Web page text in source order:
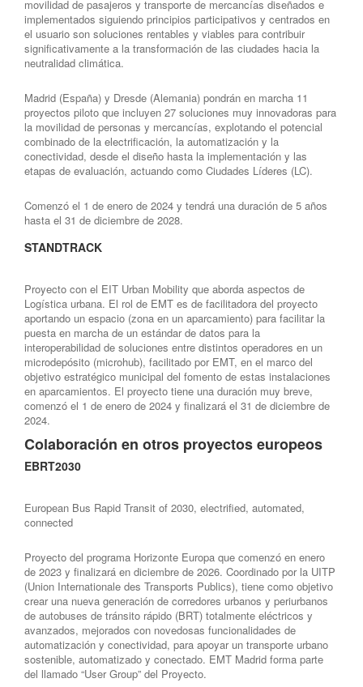
movilidad de pasajeros y transporte de mercancías diseñados e
implementados siguiendo principios participativos y centrados en
el usuario son soluciones rentables y viables para contribuir
significativamente a la transformación de las ciudades hacia la
neutralidad climática.
Madrid (España) y Dresde (Alemania) pondrán en marcha 11
proyectos piloto que incluyen 27 soluciones muy innovadoras para
la movilidad de personas y mercancías, explotando el potencial
combinado de la electrificación, la automatización y la
conectividad, desde el diseño hasta la implementación y las
etapas de evaluación, actuando como Ciudades Líderes (LC).
Comenzó el 1 de enero de 2024 y tendrá una duración de 5 años
hasta el 31 de diciembre de 2028.
STANDTRACK
Proyecto con el EIT Urban Mobility que aborda aspectos de
Logística urbana. El rol de EMT es de facilitadora del proyecto
aportando un espacio (zona en un aparcamiento) para facilitar la
puesta en marcha de un estándar de datos para la
interoperabilidad de soluciones entre distintos operadores en un
microdepósito (microhub), facilitado por EMT, en el marco del
objetivo estratégico municipal del fomento de estas instalaciones
en aparcamientos. El proyecto tiene una duración muy breve,
comenzó el 1 de enero de 2024 y finalizará el 31 de diciembre de
2024.
Colaboración en otros proyectos europeos
EBRT2030
European Bus Rapid Transit of 2030, electrified, automated,
connected
Proyecto del programa Horizonte Europa que comenzó en enero
de 2023 y finalizará en diciembre de 2026. Coordinado por la UITP
(Union Internationale des Transports Publics), tiene como objetivo
crear una nueva generación de corredores urbanos y periurbanos
de autobuses de tránsito rápido (BRT) totalmente eléctricos y
avanzados, mejorados con novedosas funcionalidades de
automatización y conectividad, para apoyar un transporte urbano
sostenible, automatizado y conectado. EMT Madrid forma parte
del llamado “User Group” del Proyecto.